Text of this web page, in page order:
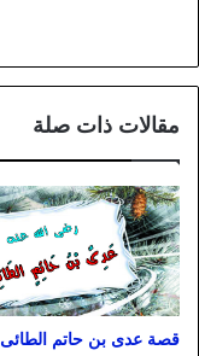
مقالات ذات صلة
قصة عدى بن حاتم الطائى